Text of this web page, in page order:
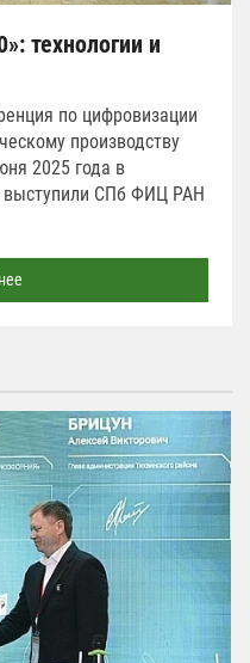
технологии и
по цифровизации
производству
2025 года в
выступили СПб ФИЦ РАН